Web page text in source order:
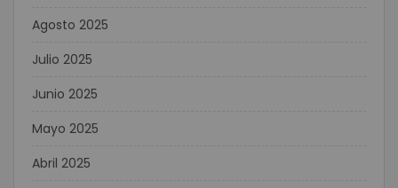
Agosto 2025
Julio 2025
Junio 2025
Mayo 2025
Abril 2025